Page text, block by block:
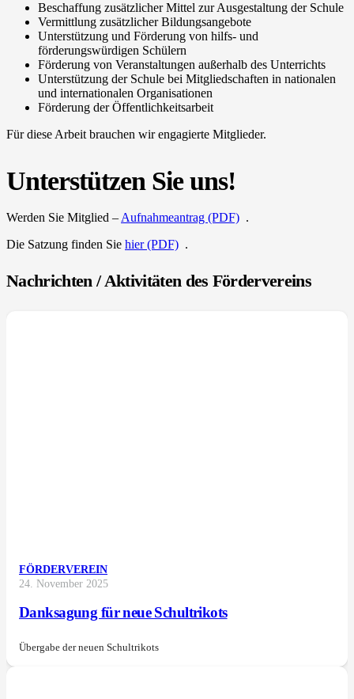
Beschaffung zusätzlicher Mittel zur Ausgestaltung der Schule
Vermittlung zusätzlicher Bildungsangebote
Unterstützung und Förderung von hilfs- und
förderungswürdigen Schülern
Förderung von Veranstaltungen außerhalb des Unterrichts
Unterstützung der Schule bei Mitgliedschaften in nationalen
und internationalen Organisationen
Förderung der Öffentlichkeitsarbeit
Für diese Arbeit brauchen wir engagierte Mitglieder.
Unterstützen Sie uns!
Werden Sie Mitglied – Aufnahmeantrag (PDF) .
Die Satzung finden Sie hier (PDF) .
Nachrichten / Aktivitäten des Fördervereins
FÖRDERVEREIN
24. November 2025
Danksagung für neue Schultrikots
Übergabe der neuen Schultrikots